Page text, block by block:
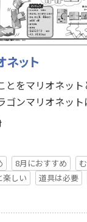
ネット
とをマリオネット
ゴンマリオネッ
の糸を駆使しな
…
8月におすすめ
楽しい
道具は必要